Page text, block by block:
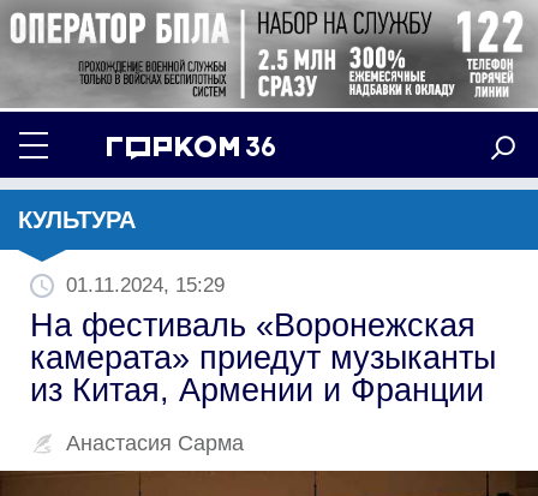
КУЛЬТУРА
01.11.2024, 15:29
На фестиваль «Воронежская
камерата» приедут музыканты
из Китая, Армении и Франции
Анастасия Сарма